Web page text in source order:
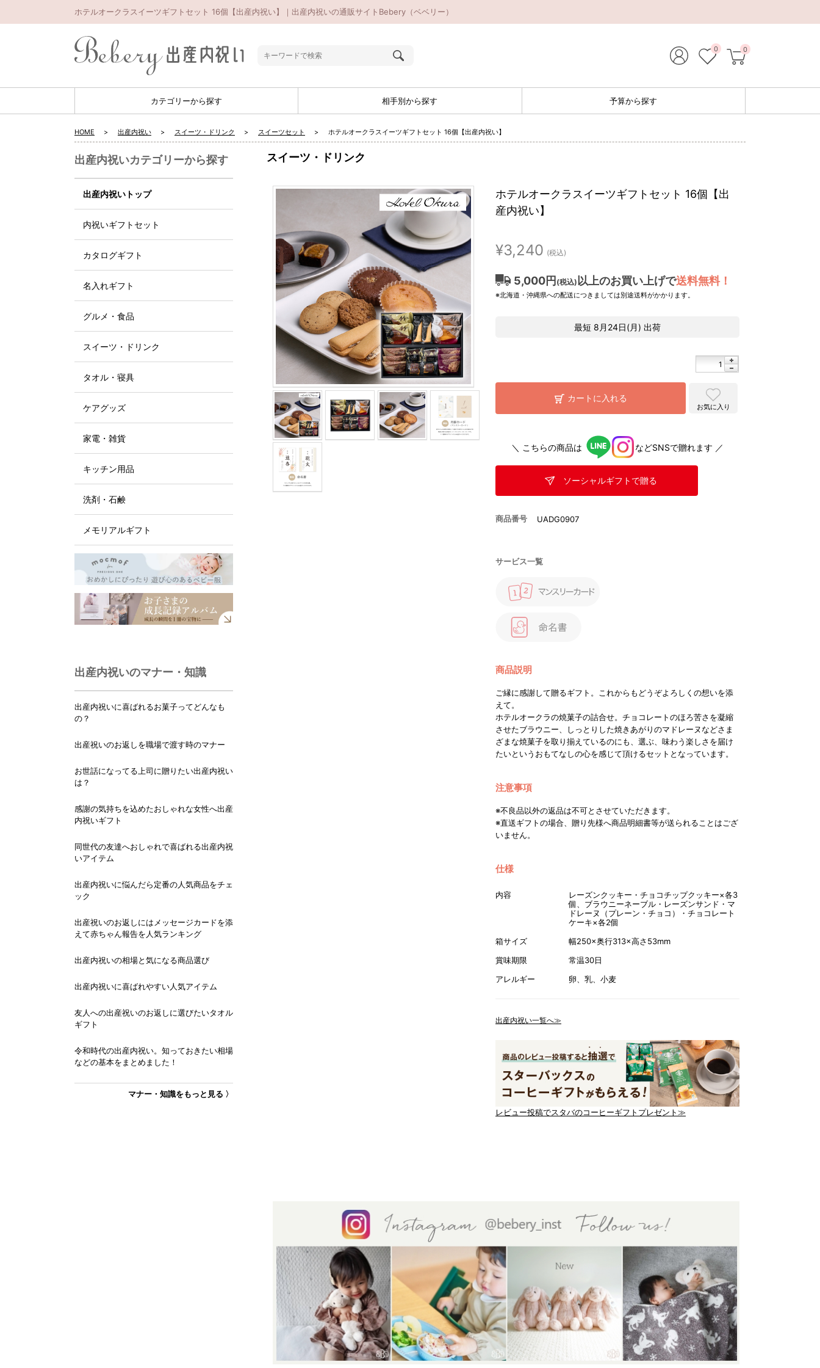
ホテルオークラスイーツギフトセット 16個【出産内祝い】｜出産内祝いの通販サイトBebery（ベベリー）
0 0
カテゴリーから探す 相手別から探す 予算から探す
HOME 出産内祝い スイーツ・ドリンク スイーツセット ホテルオークラスイーツギフトセット 16個【出産内祝い】
スイーツ・ドリンク
ホテルオークラスイーツギフトセット 16個【出
産内祝い】
¥3,240 (税込)
5,000円 (税込) 以上のお買い上げで送料無料！
※北海道・沖縄県への配送につきましては別途送料がかかります。
最短 8月24日(月) 出荷
カートに入れる
お気に入り
＼ こちらの商品は などSNSで贈れます ／
ソーシャルギフトで贈る
商品番号 UADG0907
サービス一覧
商品説明
ご縁に感謝して贈るギフト。これからもどうぞよろしくの想いを添
えて。
ホテルオークラの焼菓子の詰合せ。チョコレートのほろ苦さを凝縮
させたブラウニー、しっとりした焼きあがりのマドレーヌなどさま
ざまな焼菓子を取り揃えているのにも、選ぶ、味わう楽しさを届け
たいというおもてなしの心を感じて頂けるセットとなっています。
注意事項
※不良品以外の返品は不可とさせていただきます。
※直送ギフトの場合、贈り先様へ商品明細書等が送られることはござ
いません。
仕様
内容
レーズンクッキー・チョコチップクッキー×各3
個、ブラウニーネーブル・レーズンサンド・マ
ドレーヌ（プレーン・チョコ）・チョコレート
ケーキ×各2個
箱サイズ
幅250×奥行313×高さ53mm
賞味期限
常温30日
アレルギー
卵、乳、小麦
出産内祝い一覧へ≫
レビュー投稿でスタバのコーヒーギフトプレゼント≫
出産内祝いカテゴリーから探す
出産内祝いトップ
内祝いギフトセット
カタログギフト
名入れギフト
グルメ・食品
スイーツ・ドリンク
タオル・寝具
ケアグッズ
家電・雑貨
キッチン用品
洗剤・石鹸
メモリアルギフト
出産内祝いのマナー・知識
出産内祝いに喜ばれるお菓子ってどんなも
の？
出産祝いのお返しを職場で渡す時のマナー
お世話になってる上司に贈りたい出産内祝い
は？
感謝の気持ちを込めたおしゃれな女性へ出産
内祝いギフト
同世代の友達へおしゃれで喜ばれる出産内祝
いアイテム
出産内祝いに悩んだら定番の人気商品をチェ
ック
出産祝いのお返しにはメッセージカードを添
えて赤ちゃん報告を人気ランキング
出産内祝いの相場と気になる商品選び
出産内祝いに喜ばれやすい人気アイテム
友人への出産祝いのお返しに選びたいタオル
ギフト
令和時代の出産内祝い。知っておきたい相場
などの基本をまとめました！
マナー・知識をもっと見る 〉